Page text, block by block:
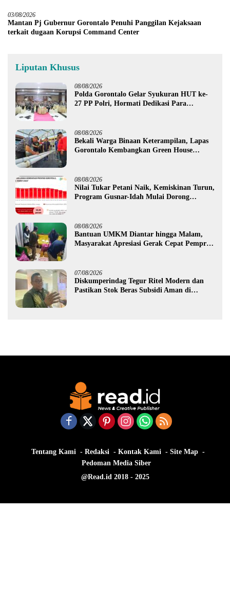
03/08/2026
Mantan Pj Gubernur Gorontalo Penuhi Panggilan Kejaksaan
terkait dugaan Korupsi Command Center
Liputan Khusus
08/08/2026
Polda Gorontalo Gelar Syukuran HUT ke-
27 PP Polri, Hormati Dedikasi Para
08/08/2026
Bekali Warga Binaan Keterampilan, Lapas
Gorontalo Kembangkan Green House
08/08/2026
Nilai Tukar Petani Naik, Kemiskinan Turun,
Program Gusnar-Idah Mulai Dorong
08/08/2026
Bantuan UMKM Diantar hingga Malam,
Masyarakat Apresiasi Gerak Cepat Pemprov
07/08/2026
Diskumperindag Tegur Ritel Modern dan
Pastikan Stok Beras Subsidi Aman di
Tentang Kami Redaksi Kontak Kami
Site Map
Pedoman Media Siber
@Read.id 2018 - 2025